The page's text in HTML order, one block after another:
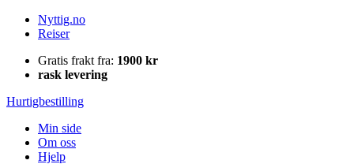
Nyttig.no
Reiser
Gratis frakt fra: 1900 kr
rask levering
Hurtigbestilling
Min side
Om oss
Hjelp